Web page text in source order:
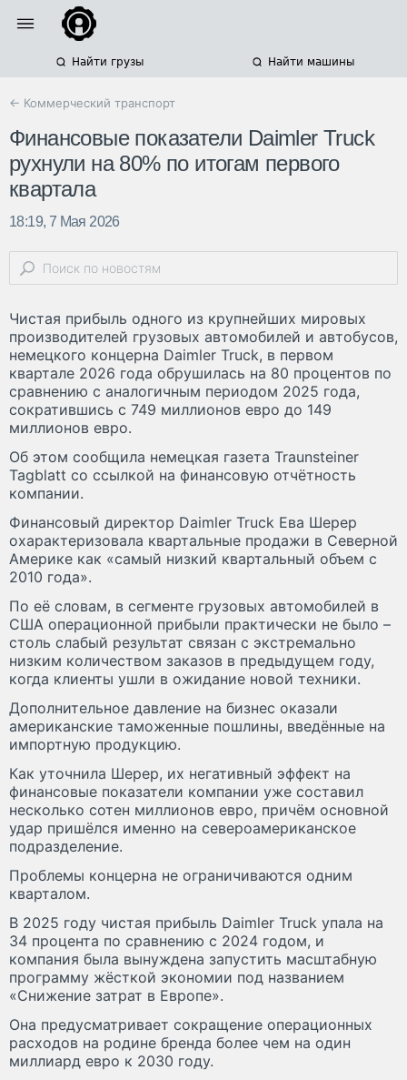
Найти грузы Найти машины
← Коммерческий транспорт
Финансовые показатели Daimler Truck
рухнули на 80% по итогам первого
квартала
18:19, 7 Мая 2026
Чистая прибыль одного из крупнейших мировых
производителей грузовых автомобилей и автобусов,
немецкого концерна Daimler Truck, в первом
квартале 2026 года обрушилась на 80 процентов по
сравнению с аналогичным периодом 2025 года,
сократившись с 749 миллионов евро до 149
миллионов евро.
Об этом сообщила немецкая газета Traunsteiner
Tagblatt со ссылкой на финансовую отчётность
компании.
Финансовый директор Daimler Truck Ева Шерер
охарактеризовала квартальные продажи в Северной
Америке как «самый низкий квартальный объем с
2010 года».
По её словам, в сегменте грузовых автомобилей в
США операционной прибыли практически не было –
столь слабый результат связан с экстремально
низким количеством заказов в предыдущем году,
когда клиенты ушли в ожидание новой техники.
Дополнительное давление на бизнес оказали
американские таможенные пошлины, введённые на
импортную продукцию.
Как уточнила Шерер, их негативный эффект на
финансовые показатели компании уже составил
несколько сотен миллионов евро, причём основной
удар пришёлся именно на североамериканское
подразделение.
Проблемы концерна не ограничиваются одним
кварталом.
В 2025 году чистая прибыль Daimler Truck упала на
34 процента по сравнению с 2024 годом, и
компания была вынуждена запустить масштабную
программу жёсткой экономии под названием
«Снижение затрат в Европе».
Она предусматривает сокращение операционных
расходов на родине бренда более чем на один
миллиард евро к 2030 году.